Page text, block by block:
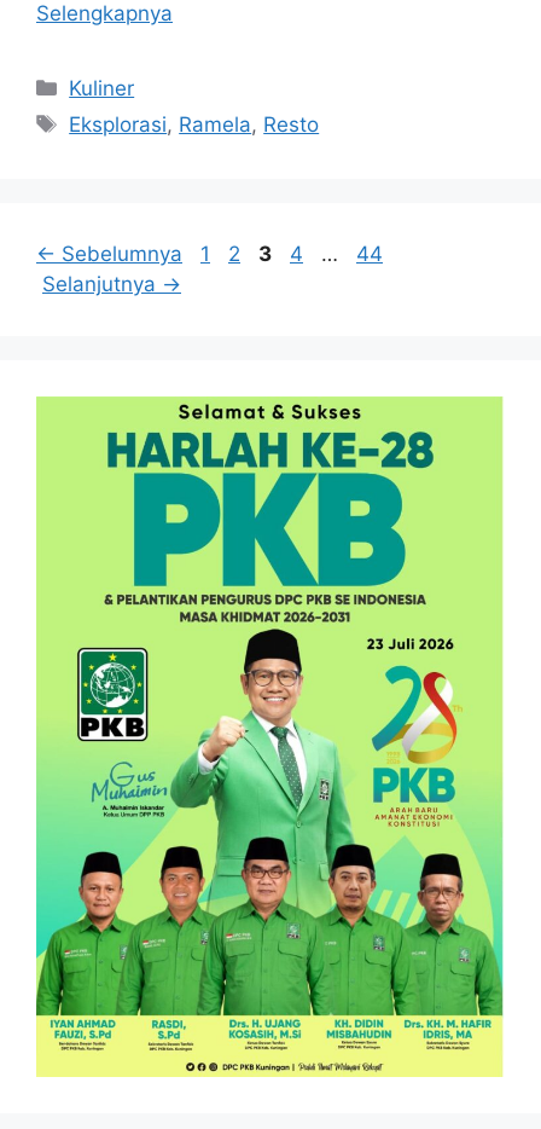
Selengkapnya
Kategori
Kuliner
Tag
Eksplorasi, Ramela, Resto
← Sebelumnya Halaman
1 Halaman
2 Halaman
3 Halaman
4 … Halaman
44
Selanjutnya →